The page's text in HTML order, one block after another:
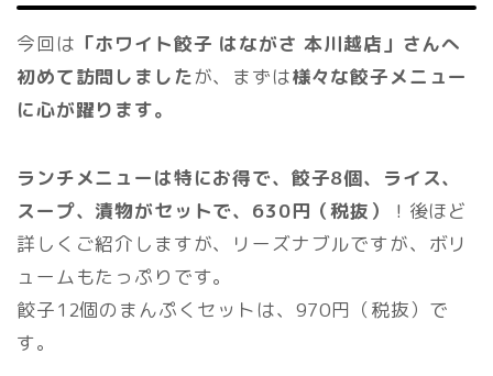
今回は 「ホワイト餃子 はながさ 本川越店」さんへ
初めて訪問しましたが、まずは様々な餃子メニュー
に心が躍ります。
ランチメニューは特にお得で、餃子8個、ライス、
スープ、漬物がセットで、630円（税抜）
！後ほど
詳しくご紹介しますが、リーズナブルですが、ボリ
ュームもたっぷりです。
餃子12個のまんぷくセットは、970円（税抜）で
す。